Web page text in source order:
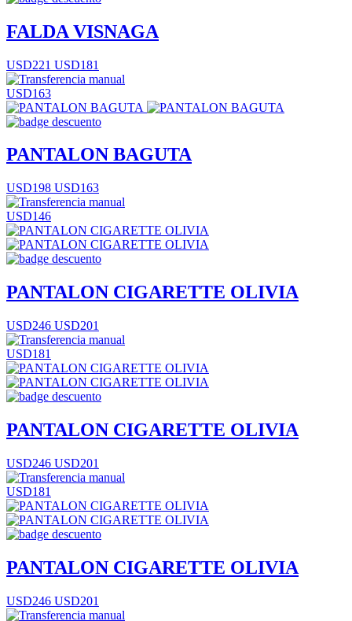
FALDA VISNAGA
USD221 USD181
USD163
PANTALON BAGUTA
USD198 USD163
USD146
PANTALON CIGARETTE OLIVIA
USD246 USD201
USD181
PANTALON CIGARETTE OLIVIA
USD246 USD201
USD181
PANTALON CIGARETTE OLIVIA
USD246 USD201